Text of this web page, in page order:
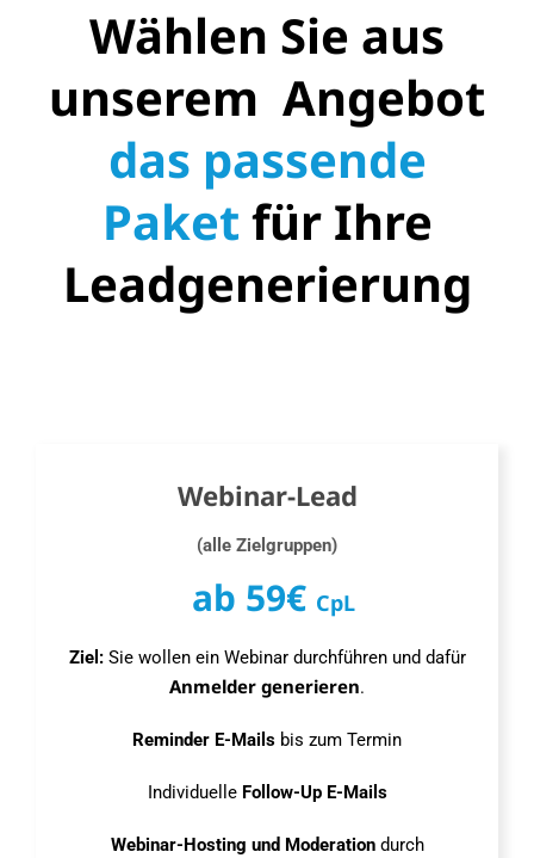
Wählen Sie aus
unserem Angebot
das passende
Paket für Ihre
Leadgenerierung
Webinar-Lead
(alle Zielgruppen)
ab 59€ CpL
Ziel: Sie wollen ein Webinar durchführen und dafür
Anmelder generieren.
Reminder E-Mails bis zum Termin
Individuelle Follow-Up E-Mails
Webinar-Hosting und Moderation durch